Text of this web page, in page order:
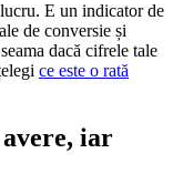
E un indicator de
de conversie și
dacă cifrele tale
ce este o rată
avere, iar